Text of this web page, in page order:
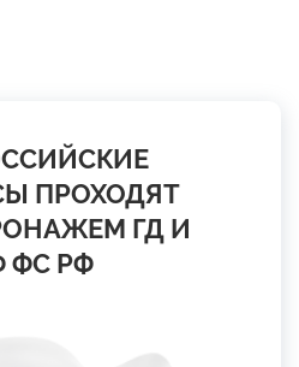
ПРОХОДЯТ
ГД И
ФС РФ